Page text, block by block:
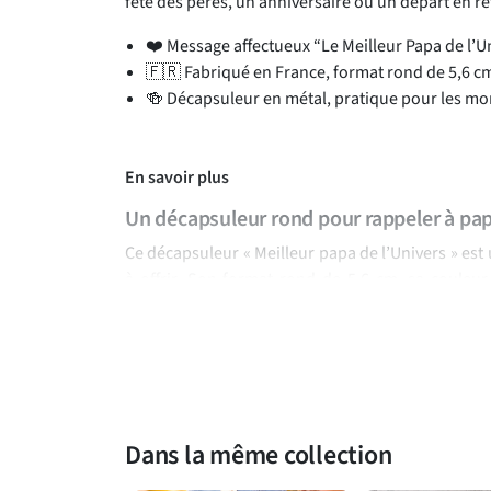
❤️ Message affectueux “Le Meilleur Papa de
🇫🇷 Fabriqué en France, format rond de 5,6
🍻 Décapsuleur en métal, pratique pour les
En savoir plus
Un décapsuleur rond pour rappeler à
Ce décapsuleur « Meilleur papa de l’Univers »
affectueuse sans en faire trop. Fabriqué en
bouteille lors d’un repas, d’un apéritif ou
Une idée cadeau simple pour une retraite, une
Dans la même collection